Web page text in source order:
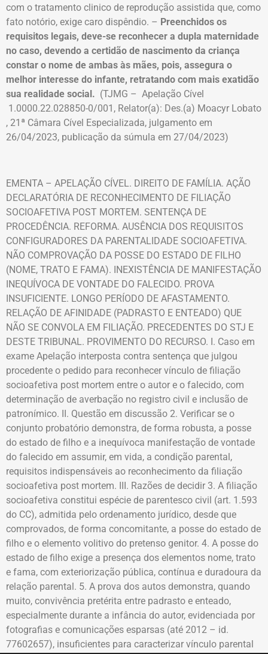
com o tratamento clinico de reprodução assistida que, como
fato notório, exige caro dispêndio. – Preenchidos os
requisitos legais, deve-se reconhecer a dupla maternidade
no caso, devendo a certidão de nascimento da criança
constar o nome de ambas às mães, pois, assegura o
melhor interesse do infante, retratando com mais exatidão
sua realidade social. (TJMG – Apelação Cível
1.0000.22.028850-0/001, Relator(a): Des.(a) Moacyr Lobato
, 21ª Câmara Cível Especializada, julgamento em
26/04/2023, publicação da súmula em 27/04/2023)
EMENTA – APELAÇÃO CÍVEL. DIREITO DE FAMÍLIA. AÇÃO
DECLARATÓRIA DE RECONHECIMENTO DE FILIAÇÃO
SOCIOAFETIVA POST MORTEM. SENTENÇA DE
PROCEDÊNCIA. REFORMA. AUSÊNCIA DOS REQUISITOS
CONFIGURADORES DA PARENTALIDADE SOCIOAFETIVA.
NÃO COMPROVAÇÃO DA POSSE DO ESTADO DE FILHO
(NOME, TRATO E FAMA). INEXISTÊNCIA DE MANIFESTAÇÃO
INEQUÍVOCA DE VONTADE DO FALECIDO. PROVA
INSUFICIENTE. LONGO PERÍODO DE AFASTAMENTO.
RELAÇÃO DE AFINIDADE (PADRASTO E ENTEADO) QUE
NÃO SE CONVOLA EM FILIAÇÃO. PRECEDENTES DO STJ E
DESTE TRIBUNAL. PROVIMENTO DO RECURSO. I. Caso em
exame Apelação interposta contra sentença que julgou
procedente o pedido para reconhecer vínculo de filiação
socioafetiva post mortem entre o autor e o falecido, com
determinação de averbação no registro civil e inclusão de
patronímico. II. Questão em discussão 2. Verificar se o
conjunto probatório demonstra, de forma robusta, a posse
do estado de filho e a inequívoca manifestação de vontade
do falecido em assumir, em vida, a condição parental,
requisitos indispensáveis ao reconhecimento da filiação
socioafetiva post mortem. III. Razões de decidir 3. A filiação
socioafetiva constitui espécie de parentesco civil (art. 1.593
do CC), admitida pelo ordenamento jurídico, desde que
comprovados, de forma concomitante, a posse do estado de
filho e o elemento volitivo do pretenso genitor. 4. A posse do
estado de filho exige a presença dos elementos nome, trato
e fama, com exteriorização pública, contínua e duradoura da
relação parental. 5. A prova dos autos demonstra, quando
muito, convivência pretérita entre padrasto e enteado,
especialmente durante a infância do autor, evidenciada por
fotografias e comunicações esparsas (até 2012 – id.
77602657), insuficientes para caracterizar vínculo parental